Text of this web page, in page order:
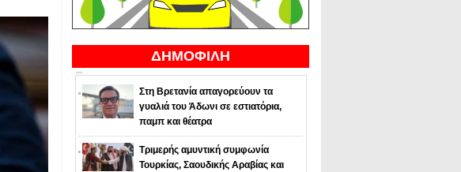
ΔΗΜΟΦΙΛΗ
Στη Βρετανία απαγορεύουν τα
γυαλιά του Άδωνι σε εστιατόρια,
παμπ και θέατρα
Τριμερής αμυντική συμφωνία
Τουρκίας, Σαουδικής Αραβίας και